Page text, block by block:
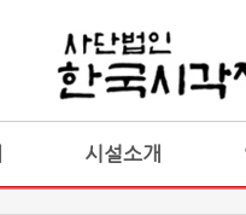
시설소개